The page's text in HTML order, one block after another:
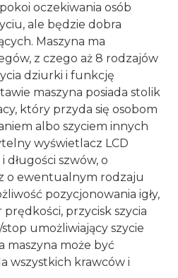
oczekiwania osób
ale będzie dobra
Maszyna ma
z czego aż 8 rodzajów
dziurki i funkcję
maszyna posiada stolik
który przyda się osobom
albo szyciem innych
wyświetlacz LCD
szwów, o
o ewentualnym rodzaju
pozycjonowania igły,
przycisk szycia
umożliwiający szycie
maszyna może być
wszystkich krawców i